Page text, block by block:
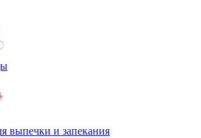
выпечки и запекания